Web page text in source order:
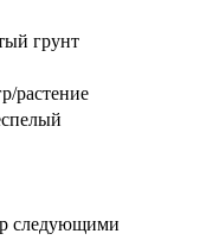
грунт
растение
следующими